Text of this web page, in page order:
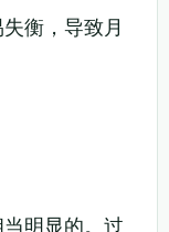
衡，导致月
明显的。过